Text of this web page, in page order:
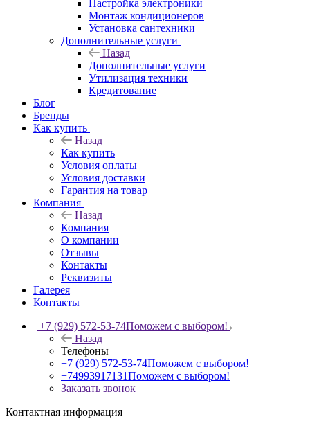
Настройка электроники
Монтаж кондиционеров
Установка сантехники
Дополнительные услуги
Назад
Дополнительные услуги
Утилизация техники
Кредитование
Блог
Бренды
Как купить
Назад
Как купить
Условия оплаты
Условия доставки
Гарантия на товар
Компания
Назад
Компания
О компании
Отзывы
Контакты
Реквизиты
Галерея
Контакты
+7 (929) 572-53-74Поможем с выбором!
Назад
Телефоны
+7 (929) 572-53-74Поможем с выбором!
+74993917131Поможем с выбором!
Заказать звонок
Контактная информация